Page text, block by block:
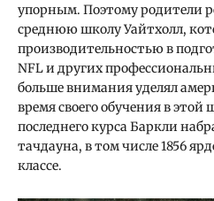
упорным. Поэтому родители
среднюю школу Уайтхолл,
производительностью в
NFL и других
больше внимания уделял
время своего обучения в этой
последнего курса Баркли
тачдауна, в том числе 1856
классе.